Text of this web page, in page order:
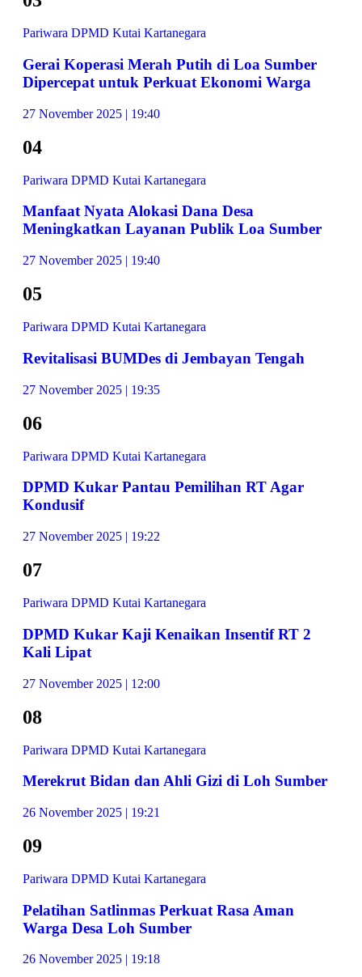
Pariwara DPMD Kutai Kartanegara
Gerai Koperasi Merah Putih di Loa Sumber
Dipercepat untuk Perkuat Ekonomi Warga
27 November 2025 | 19:40
04
Pariwara DPMD Kutai Kartanegara
Manfaat Nyata Alokasi Dana Desa
Meningkatkan Layanan Publik Loa Sumber
27 November 2025 | 19:40
05
Pariwara DPMD Kutai Kartanegara
Revitalisasi BUMDes di Jembayan Tengah
27 November 2025 | 19:35
06
Pariwara DPMD Kutai Kartanegara
DPMD Kukar Pantau Pemilihan RT Agar
Kondusif
27 November 2025 | 19:22
07
Pariwara DPMD Kutai Kartanegara
DPMD Kukar Kaji Kenaikan Insentif RT 2
Kali Lipat
27 November 2025 | 12:00
08
Pariwara DPMD Kutai Kartanegara
Merekrut Bidan dan Ahli Gizi di Loh Sumber
26 November 2025 | 19:21
09
Pariwara DPMD Kutai Kartanegara
Pelatihan Satlinmas Perkuat Rasa Aman
Warga Desa Loh Sumber
26 November 2025 | 19:18